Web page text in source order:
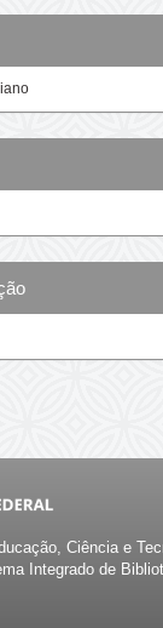
Ciência e
Integrado de